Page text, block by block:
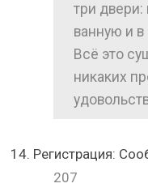
три двери:
ванную и
Всё это
никаких
Регистрация:
207